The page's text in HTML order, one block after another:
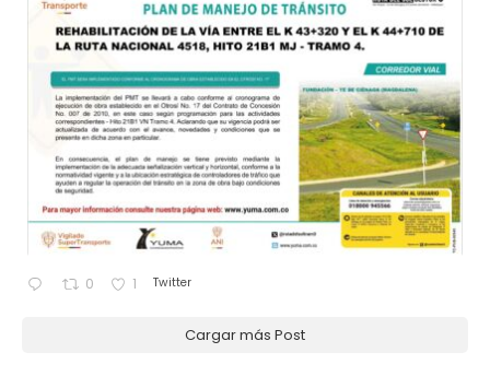
0 1 Twitter
Cargar más Post